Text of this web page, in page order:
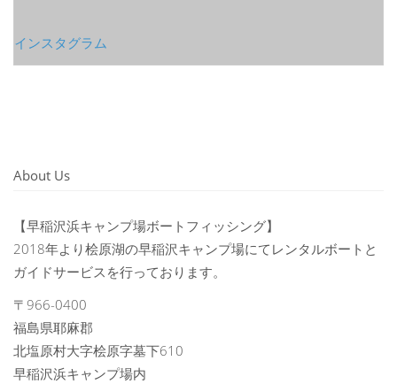
インスタグラム
About Us
【早稲沢浜キャンプ場ボートフィッシング】
2018年より桧原湖の早稲沢キャンプ場にてレンタルボートと
ガイドサービスを行っております。
〒966-0400
福島県耶麻郡
北塩原村大字桧原字墓下610
早稲沢浜キャンプ場内